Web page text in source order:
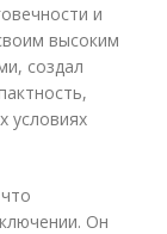
и
высоким
создал
условиях
Он